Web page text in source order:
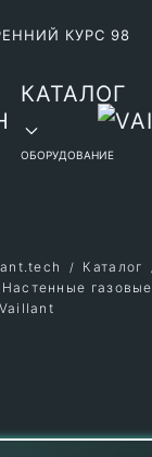
КУРС 98
КАТАЛОГ
ОБОРУДОВАНИЕ
Каталог
Настенные газовые